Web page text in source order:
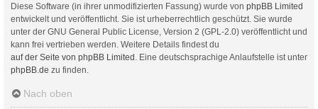
Diese Software (in ihrer unmodifizierten Fassung) wurde von phpBB Limited
entwickelt und veröffentlicht. Sie ist urheberrechtlich geschützt. Sie wurde
unter der GNU General Public License, Version 2 (GPL-2.0) veröffentlicht und
kann frei vertrieben werden. Weitere Details findest du
auf der Seite von phpBB Limited . Eine deutschsprachige Anlaufstelle ist unter
phpBB.de zu finden.
Nach oben